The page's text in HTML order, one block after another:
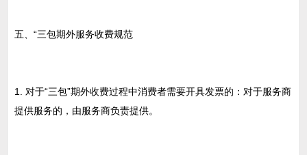
五、“三包期外服务收费规范
1. 对于“三包”期外收费过程中消费者需要开具发票的：对于服务商
提供服务的，由服务商负责提供。